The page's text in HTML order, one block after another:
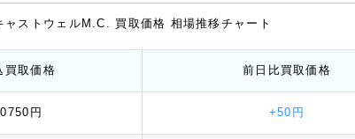
ストウェルM.C. 買取価格 相場推移チャート
買取価格 前日比買取価格
円 +50円